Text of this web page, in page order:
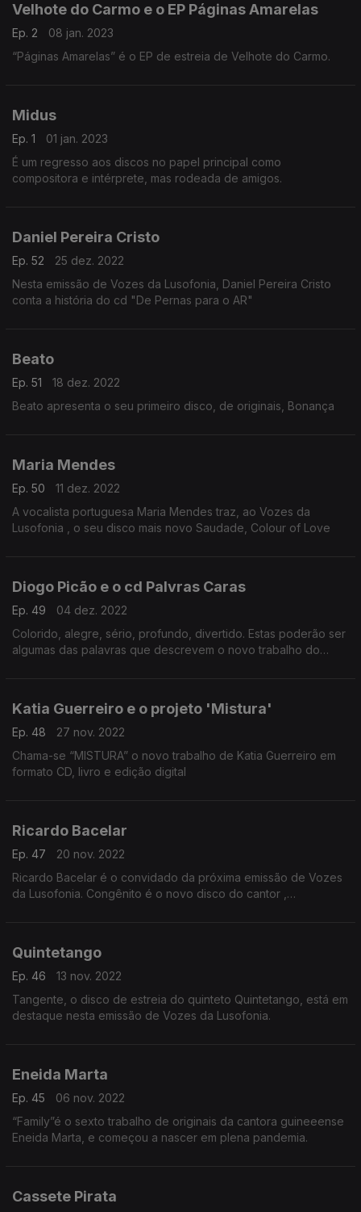
Velhote do Carmo e o EP Páginas Amarelas
Ep. 2
08 jan. 2023
“Páginas Amarelas” é o EP de estreia de Velhote do Carmo.
Midus
Ep. 1
01 jan. 2023
É um regresso aos discos no papel principal como
compositora e intérprete, mas rodeada de amigos.
Daniel Pereira Cristo
Ep. 52
25 dez. 2022
Nesta emissão de Vozes da Lusofonia, Daniel Pereira Cristo
conta a história do cd "De Pernas para o AR"
Beato
Ep. 51
18 dez. 2022
Beato apresenta o seu primeiro disco, de originais, Bonança
Maria Mendes
Ep. 50
11 dez. 2022
A vocalista portuguesa Maria Mendes traz, ao Vozes da
Lusofonia , o seu disco mais novo Saudade, Colour of Love
Diogo Picão e o cd Palvras Caras
Ep. 49
04 dez. 2022
Colorido, alegre, sério, profundo, divertido. Estas poderão ser
algumas das palavras que descrevem o novo trabalho do
Katia Guerreiro e o projeto 'Mistura'
Ep. 48
27 nov. 2022
Chama-se “MISTURA” o novo trabalho de Katia Guerreiro em
formato CD, livro e edição digital
Ricardo Bacelar
Ep. 47
20 nov. 2022
Ricardo Bacelar é o convidado da próxima emissão de Vozes
da Lusofonia. Congênito é o novo disco do cantor ,
Quintetango
Ep. 46
13 nov. 2022
Tangente, o disco de estreia do quinteto Quintetango, está em
destaque nesta emissão de Vozes da Lusofonia.
Eneida Marta
Ep. 45
06 nov. 2022
“Family”é o sexto trabalho de originais da cantora guineeense
Eneida Marta, e começou a nascer em plena pandemia.
Cassete Pirata